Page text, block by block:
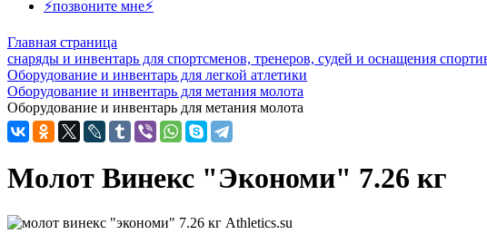
⚡позвоните мне⚡
Главная страница
снаряды и инвентарь для спортсменов, тренеров, судей и оснащения
Оборудование и инвентарь для легкой атлетики
Оборудование и инвентарь для метания молота
Оборудование и инвентарь для метания молота
Молот Винекс "Экономи" 7.26 кг